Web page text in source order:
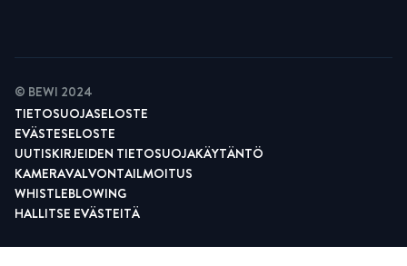
© BEWI 2024
TIETOSUOJASELOSTE
EVÄSTESELOSTE
UUTISKIRJEIDEN TIETOSUOJAKÄYTÄNTÖ
KAMERAVALVONTAILMOITUS
WHISTLEBLOWING
HALLITSE EVÄSTEITÄ